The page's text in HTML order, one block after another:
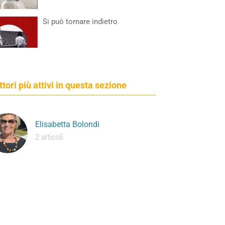
Si può tornare indietro
più attivi in questa sezione
Elisabetta Bolondi
2 articoli